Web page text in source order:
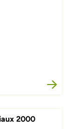
2000